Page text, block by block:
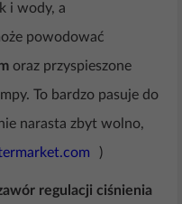
i wody, a
powodować
oraz przyspieszone
To bardzo pasuje do
narasta zbyt wolno,
)
regulacji ciśnienia